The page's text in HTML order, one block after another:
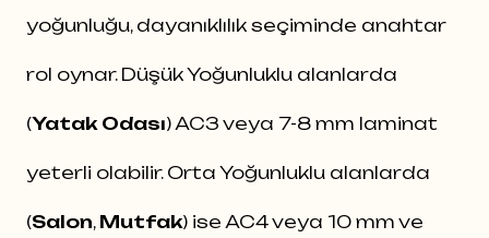
yoğunluğu, dayanıklılık seçiminde anahtar
rol oynar. Düşük Yoğunluklu alanlarda
(Yatak Odası) AC3 veya 7-8 mm laminat
yeterli olabilir. Orta Yoğunluklu alanlarda
(Salon, Mutfak) ise AC4 veya 10 mm ve